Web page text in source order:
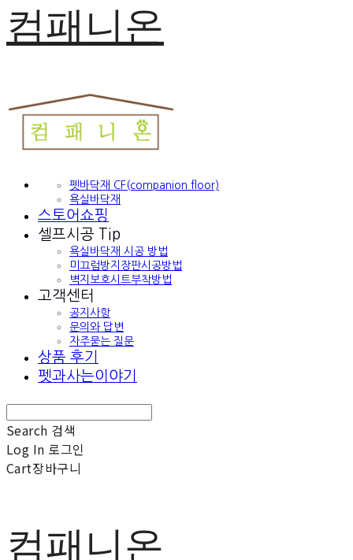
컴패니온
펫바닥재 CF(companion floor)
욕실바닥재
스토어쇼핑
셀프시공 Tip
욕실바닥재 시공 방법
미끄럼방지장판시공방법
벽지보호시트부착방법
고객센터
공지사항
문의와 답변
자주묻는 질문
상품 후기
펫과사는이야기
Search 검색
Log In 로그인
Cart장바구니
컴패니온